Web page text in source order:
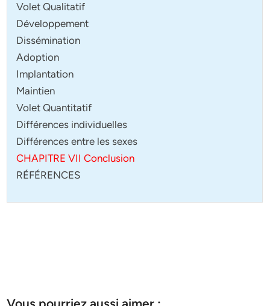
Volet Qualitatif
Développement
Dissémination
Adoption
Implantation
Maintien
Volet Quantitatif
Différences individuelles
Différences entre les sexes
CHAPITRE VII Conclusion
RÉFÉRENCES